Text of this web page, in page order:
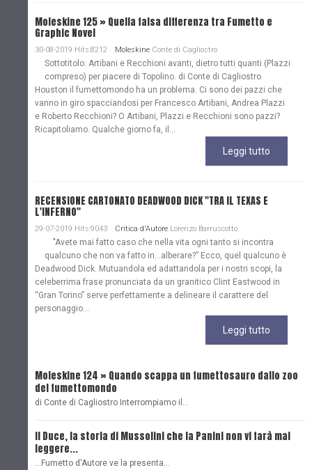
Moleskine 125 » Quella falsa differenza tra Fumetto e
Graphic Novel
30-08-2019 Hits:8212 Moleskine Conte di Cagliostro
Sottotitolo: Artibani e Recchioni avanti, dietro tutti quanti (Plazzi
compreso) per piacere di Topolino. di Conte di Cagliostro
Houston il fumettomondo ha un problema. Ci sono dei pazzi che
vanno in giro spacciandosi per Francesco Artibani, Andrea Plazzi
e Roberto Recchioni? O Artibani, Plazzi e Recchioni sono pazzi?
Ricapitoliamo. Qualche giorno fa, il...
Leggi tutto
RECENSIONE CARTONATO DEADWOOD DICK "TRA IL TEXAS E
L'INFERNO"
29-07-2019 Hits:9043 Critica d'Autore Lorenzo Barruscotto
"Avete mai fatto caso che nella vita ogni tanto si incontra
qualcuno che non va fatto in…alberare?” Ecco, quel qualcuno è
Deadwood Dick. Mutuandola ed adattandola per i nostri scopi, la
celeberrima frase pronunciata da un granitico Clint Eastwood in
“Gran Torino” serve perfettamente a delineare il carattere del
personaggio...
Leggi tutto
Moleskine 124 » Quando scappa un fumettosauro dallo zoo
del fumettomondo
di Conte di Cagliostro Interrompiamo il…
Il Duce, la storia di Mussolini che la Panini non vi farà mai
leggere...
...Fumetto d'Autore ve la presenta…